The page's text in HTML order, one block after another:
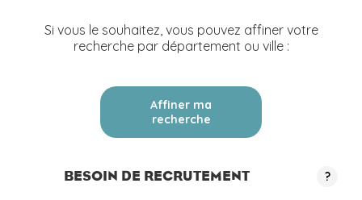
Si vous le souhaitez, vous pouvez affiner votre
recherche par département ou ville :
Affiner ma
recherche
BESOIN DE RECRUTEMENT ?